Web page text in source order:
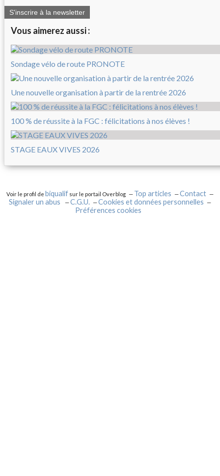
S'inscrire à la newsletter
Vous aimerez aussi :
Sondage vélo de route PRONOTE
Une nouvelle organisation à partir de la rentrée 2026
100 % de réussite à la FGC : félicitations à nos élèves !
STAGE EAUX VIVES 2026
Voir le profil de biqualif sur le portail Overblog Top articles
Contact
Signaler un abus
C.G.U.
Cookies et données personnelles
Préférences cookies